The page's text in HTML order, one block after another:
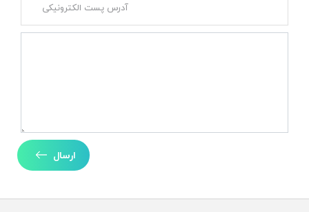
ارسال